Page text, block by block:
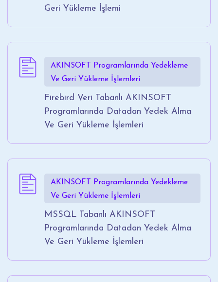
Geri Yükleme İşlemi
AKINSOFT Programlarında Yedekleme
Ve Geri Yükleme İşlemleri
Firebird Veri Tabanlı AKINSOFT
Programlarında Datadan Yedek Alma
Ve Geri Yükleme İşlemleri
AKINSOFT Programlarında Yedekleme
Ve Geri Yükleme İşlemleri
MSSQL Tabanlı AKINSOFT
Programlarında Datadan Yedek Alma
Ve Geri Yükleme İşlemleri